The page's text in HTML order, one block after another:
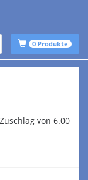
0 Produkte
von 6.00